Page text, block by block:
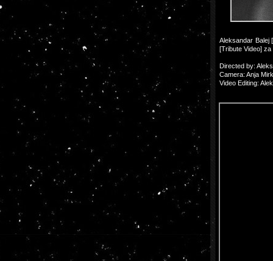
Aleksandar Balej
[Tribute Video]
Directed by:
Camera: Anja
Video Editing: